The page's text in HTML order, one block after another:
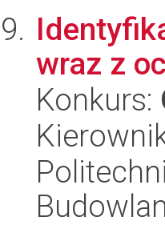
wraz z
Konkurs: